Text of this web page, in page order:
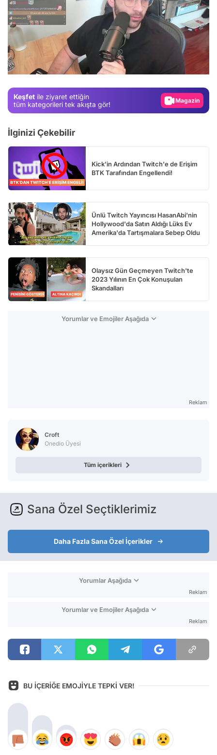
Keşfet ile ziyaret ettiğin
tüm kategorileri tek akışta gör!
Video
Magazin
Video
İlginizi Çekebilir
Kick'in Ardından Twitch'e de Erişim
BTK Tarafından Engellendi!
Ünlü Twitch Yayıncısı HasanAbi'nin
Hollywood'da Satın Aldığı Lüks Ev
Amerika'da Tartışmalara Sebep Oldu
Olaysız Gün Geçmeyen Twitch'te
2023 Yılının En Çok Konuşulan
Skandalları
Yorumlar ve Emojiler Aşağıda
Reklam
Croft
Onedio Üyesi
Tüm içerikleri
Sana Özel Seçtiklerimiz
Daha Fazla Sana Özel İçerikler
Yorumlar Aşağıda
Reklam
Yorumlar ve Emojiler Aşağıda
Reklam
BU İÇERİĞE EMOJİYLE TEPKİ VER!